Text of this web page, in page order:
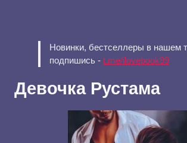
Новинки, бестселлеры в нашем
подпишись - t.me/ilovebook99
Девочка Рустама